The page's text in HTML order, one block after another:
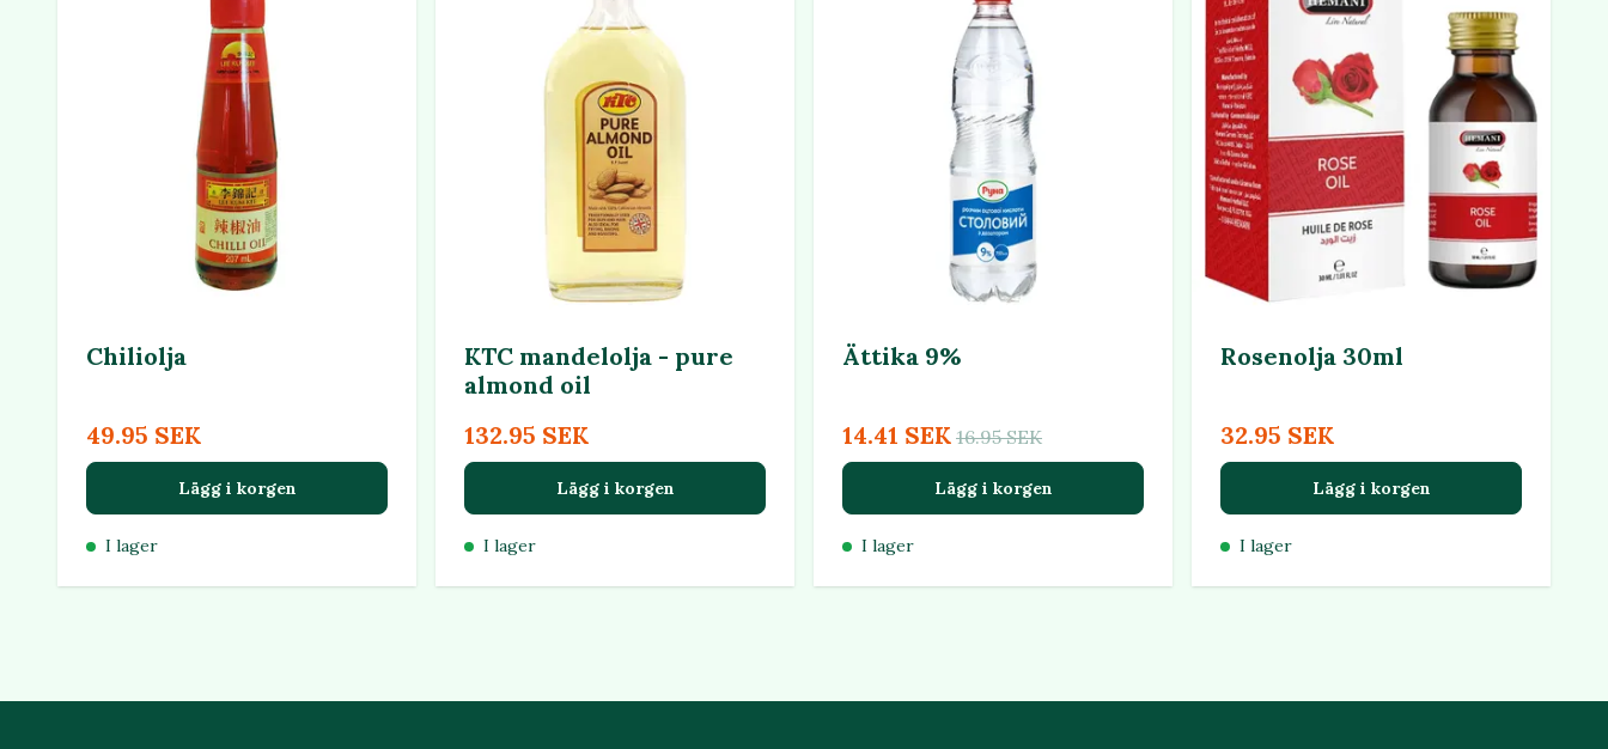
Chiliolja
49.95 SEK
Lägg i korgen
I lager
KTC mandelolja - pure
almond oil
132.95 SEK
Lägg i korgen
I lager
Ättika 9%
14.41 SEK 16.95 SEK
Lägg i korgen
I lager
Rosenolja 30ml
32.95 SEK
Lägg i korgen
I lager